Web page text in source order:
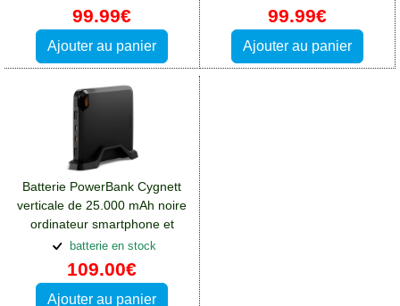
99.99€
Ajouter au panier
99.99€
Ajouter au panier
Batterie PowerBank Cygnett
verticale de 25.000 mAh noire
ordinateur smartphone et
tablette:Batterie Wiko View 4
Lite
batterie en stock
109.00€
Ajouter au panier